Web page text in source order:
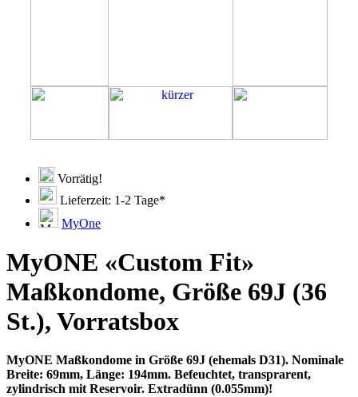
Vorrätig!
Lieferzeit: 1-2 Tage*
MyOne
MyONE «Custom Fit»
Maßkondome, Größe 69J (36
St.), Vorratsbox
MyONE Maßkondome in Größe 69J (ehemals D31). Nominale
Breite: 69mm, Länge: 194mm. Befeuchtet, transprarent,
zylindrisch mit Reservoir. Extradünn (0.055mm)!